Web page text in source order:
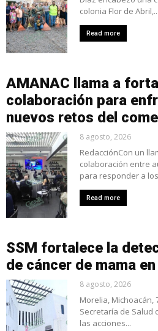
colonia Flor de Abril,...
Read more
AMANAC llama a
colaboración para
nuevos retos del
8 agosto, 2026
RedacciónCon un
colaboración entre
para responder a
Read more
SSM fortalece la
de cáncer de mama
8 agosto, 2026
Morelia, Michoacán,
Secretaría de Salud
las acciones...